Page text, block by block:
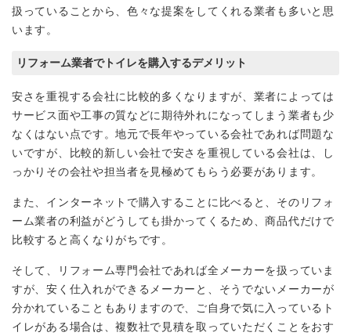
扱っていることから、色々な提案をしてくれる業者も多いと思
います。
リフォーム業者でトイレを購入するデメリット
安さを重視する会社に比較的多くなりますが、業者によっては
サービス面や工事の質などに期待外れになってしまう業者も少
なくはない点です。地元で長年やっている会社であれば問題な
いですが、比較的新しい会社で安さを重視している会社は、し
っかりその会社や担当者を見極めてもらう必要があります。
また、インターネットで購入することに比べると、そのリフォ
ーム業者の利益がどうしても掛かってくるため、商品代だけで
比較すると高くなりがちです。
そして、リフォーム専門会社であれば全メーカーを扱っていま
すが、安く仕入れができるメーカーと、そうでないメーカーが
分かれていることもありますので、ご自身で気に入っているト
イレがある場合は、複数社で見積を取っていただくことをおす